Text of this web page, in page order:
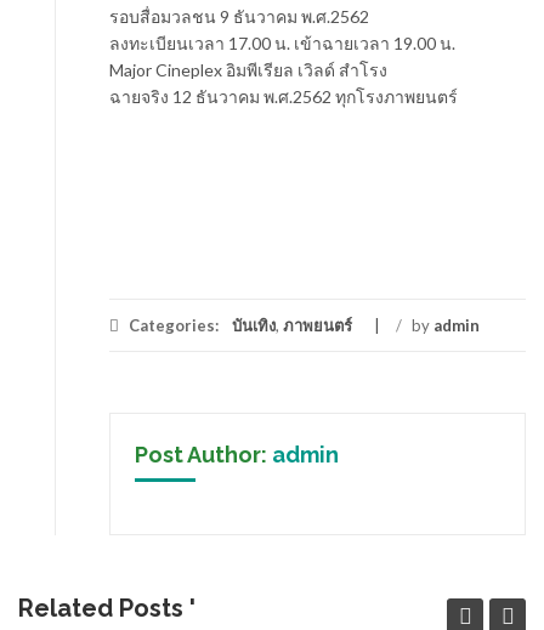
รอบสื่อมวลชน 9 ธันวาคม พ.ศ.2562
ลงทะเบียนเวลา 17.00 น. เข้าฉายเวลา 19.00 น.
Major Cineplex อิมพีเรียล เวิลด์ สำโรง
ฉายจริง 12 ธันวาคม พ.ศ.2562 ทุกโรงภาพยนตร์
Categories: บันเทิง, ภาพยนตร์ / by admin
Post Author: admin
Related Posts '